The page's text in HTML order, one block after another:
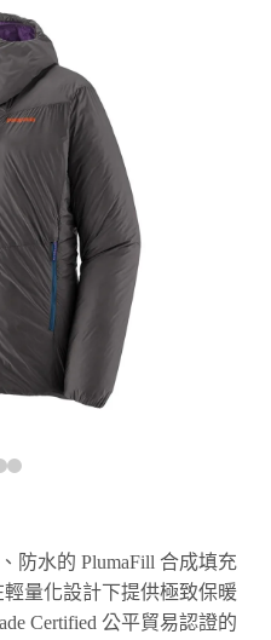
防水的 PlumaFill 合成填充
量化設計下提供極致保暖
Certified 公平貿易認證的